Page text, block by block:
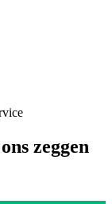
zeggen